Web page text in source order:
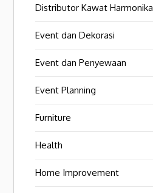
Distributor Kawat Harmonika
Event dan Dekorasi
Event dan Penyewaan
Event Planning
Furniture
Health
Home Improvement